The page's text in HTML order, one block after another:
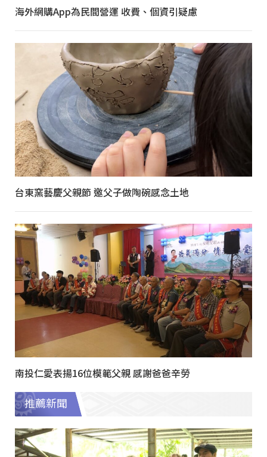
海外網購App為民間營運 收費、個資引疑慮
台東窯藝慶父親節 邀父子做陶碗感念土地
南投仁愛表揚16位模範父親 感謝爸爸辛勞
推薦新聞